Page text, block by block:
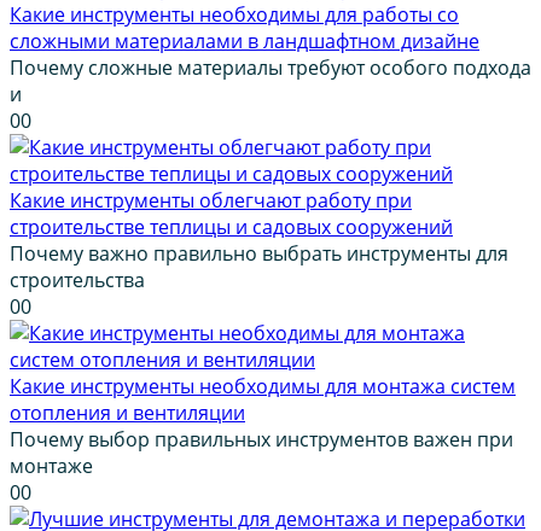
Какие инструменты необходимы для работы со
сложными материалами в ландшафтном дизайне
Почему сложные материалы требуют особого подхода
и
00
Какие инструменты облегчают работу при
строительстве теплицы и садовых сооружений
Почему важно правильно выбрать инструменты для
строительства
00
Какие инструменты необходимы для монтажа систем
отопления и вентиляции
Почему выбор правильных инструментов важен при
монтаже
00